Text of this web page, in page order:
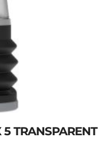
TRANSPARENT